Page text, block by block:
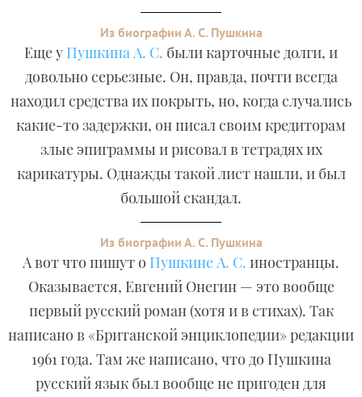
Из биографии А. С. Пушкина
Еще у Пушкина А. С. были карточные долги, и
довольно серьезные. Он, правда, почти всегда
находил средства их покрыть, но, когда случались
какие-то задержки, он писал своим кредиторам
злые эпиграммы и рисовал в тетрадях их
карикатуры. Однажды такой лист нашли, и был
большой скандал.
Из биографии А. С. Пушкина
А вот что пишут о Пушкине А. С. иностранцы.
Оказывается, Евгений Онегин — это вообще
первый русский роман (хотя и в стихах). Так
написано в «Британской энциклопедии» редакции
1961 года. Там же написано, что до Пушкина
русский язык был вообще не пригоден для